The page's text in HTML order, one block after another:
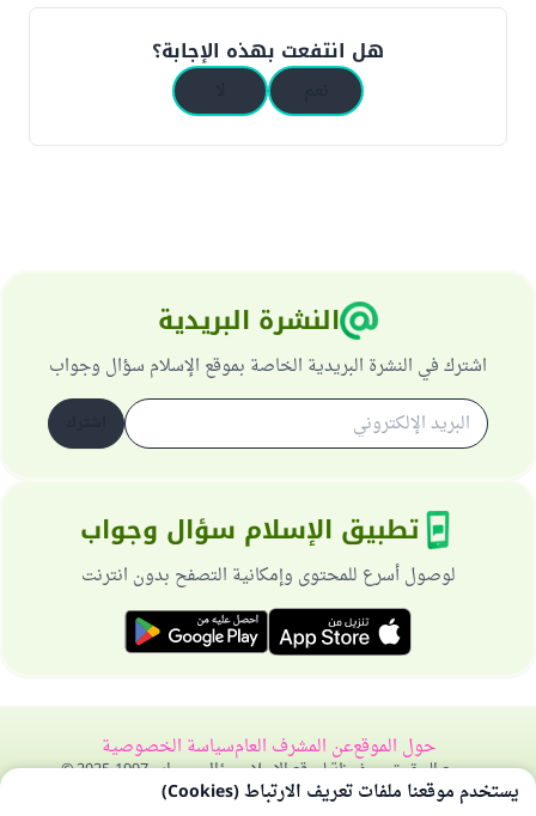
هل انتفعت بهذه الإجابة؟
النشرة البريدية
اشترك في النشرة البريدية الخاصة بموقع الإسلام سؤال وجواب
تطبيق الإسلام سؤال وجواب
لوصول أسرع للمحتوى وإمكانية التصفح بدون انترنت
حول الموقععن المشرف العامسياسة الخصوصية
جميع الحقوق محفوظة لموقع الإسلام سؤال وجواب 1997-2025 ©
يستخدم موقعنا ملفات تعريف الارتباط (Cookies)